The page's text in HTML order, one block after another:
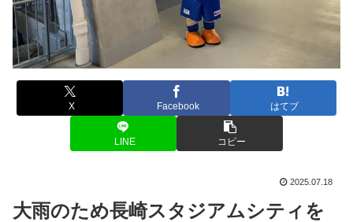
X Facebook はてブ
LINE コピー
2025.07.18
大雨のため長崎スタジアムシティを